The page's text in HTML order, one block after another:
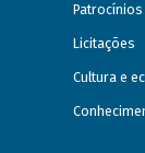
Patrocínios
Licitações
Cultura e